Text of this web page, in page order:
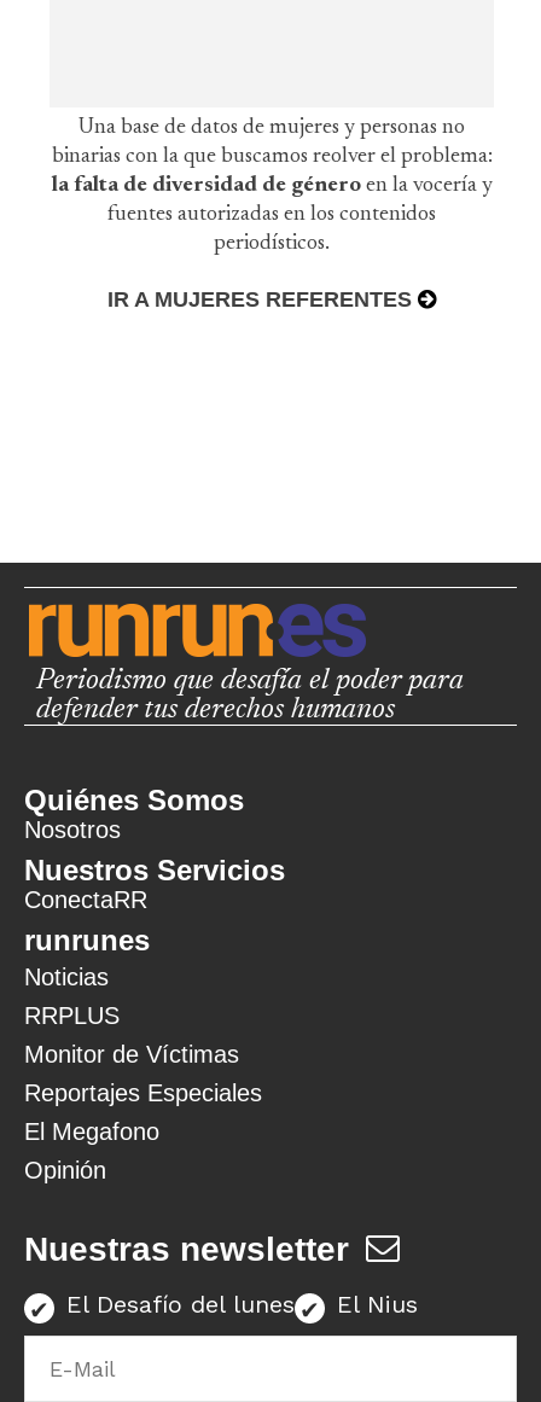
Una base de datos de mujeres y personas no
binarias con la que buscamos reolver el problema:
la falta de diversidad de género en la vocería y
fuentes autorizadas en los contenidos
periodísticos.
IR A MUJERES REFERENTES
Periodismo que desafía el poder para
defender tus derechos humanos
Quiénes Somos
Nosotros
Nuestros Servicios
ConectaRR
runrunes
Noticias
RRPLUS
Monitor de Víctimas
Reportajes Especiales
El Megafono
Opinión
Nuestras newsletter
El Desafío del lunes El Nius